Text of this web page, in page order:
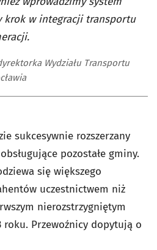
krok w integracji transportu
Wydziału Transportu
sukcesywnie rozszerzany
pozostałe gminy.
się większego
uczestnictwem niż
nierozstrzygniętym
roku. Przewoźnicy dopytują o